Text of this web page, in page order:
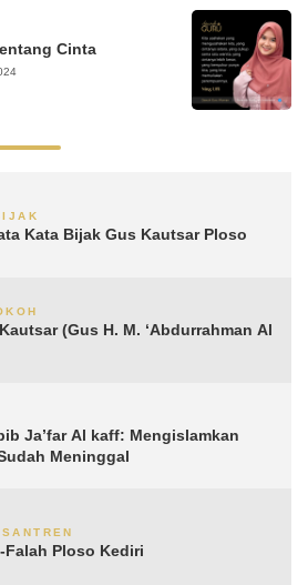
Cinta
Kata Bijak Gus Kautsar Ploso
(Gus H. M. ‘Abdurrahman Al
Ja’far Al kaff: Mengislamkan
Meninggal
Falah Ploso Kediri